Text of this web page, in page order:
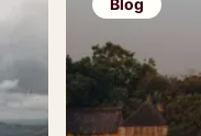
Blog